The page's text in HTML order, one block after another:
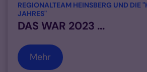
REGIONALTEAM HEINSBERG UND DIE
JAHRES":
DAS WAR 2023 ...
Mehr